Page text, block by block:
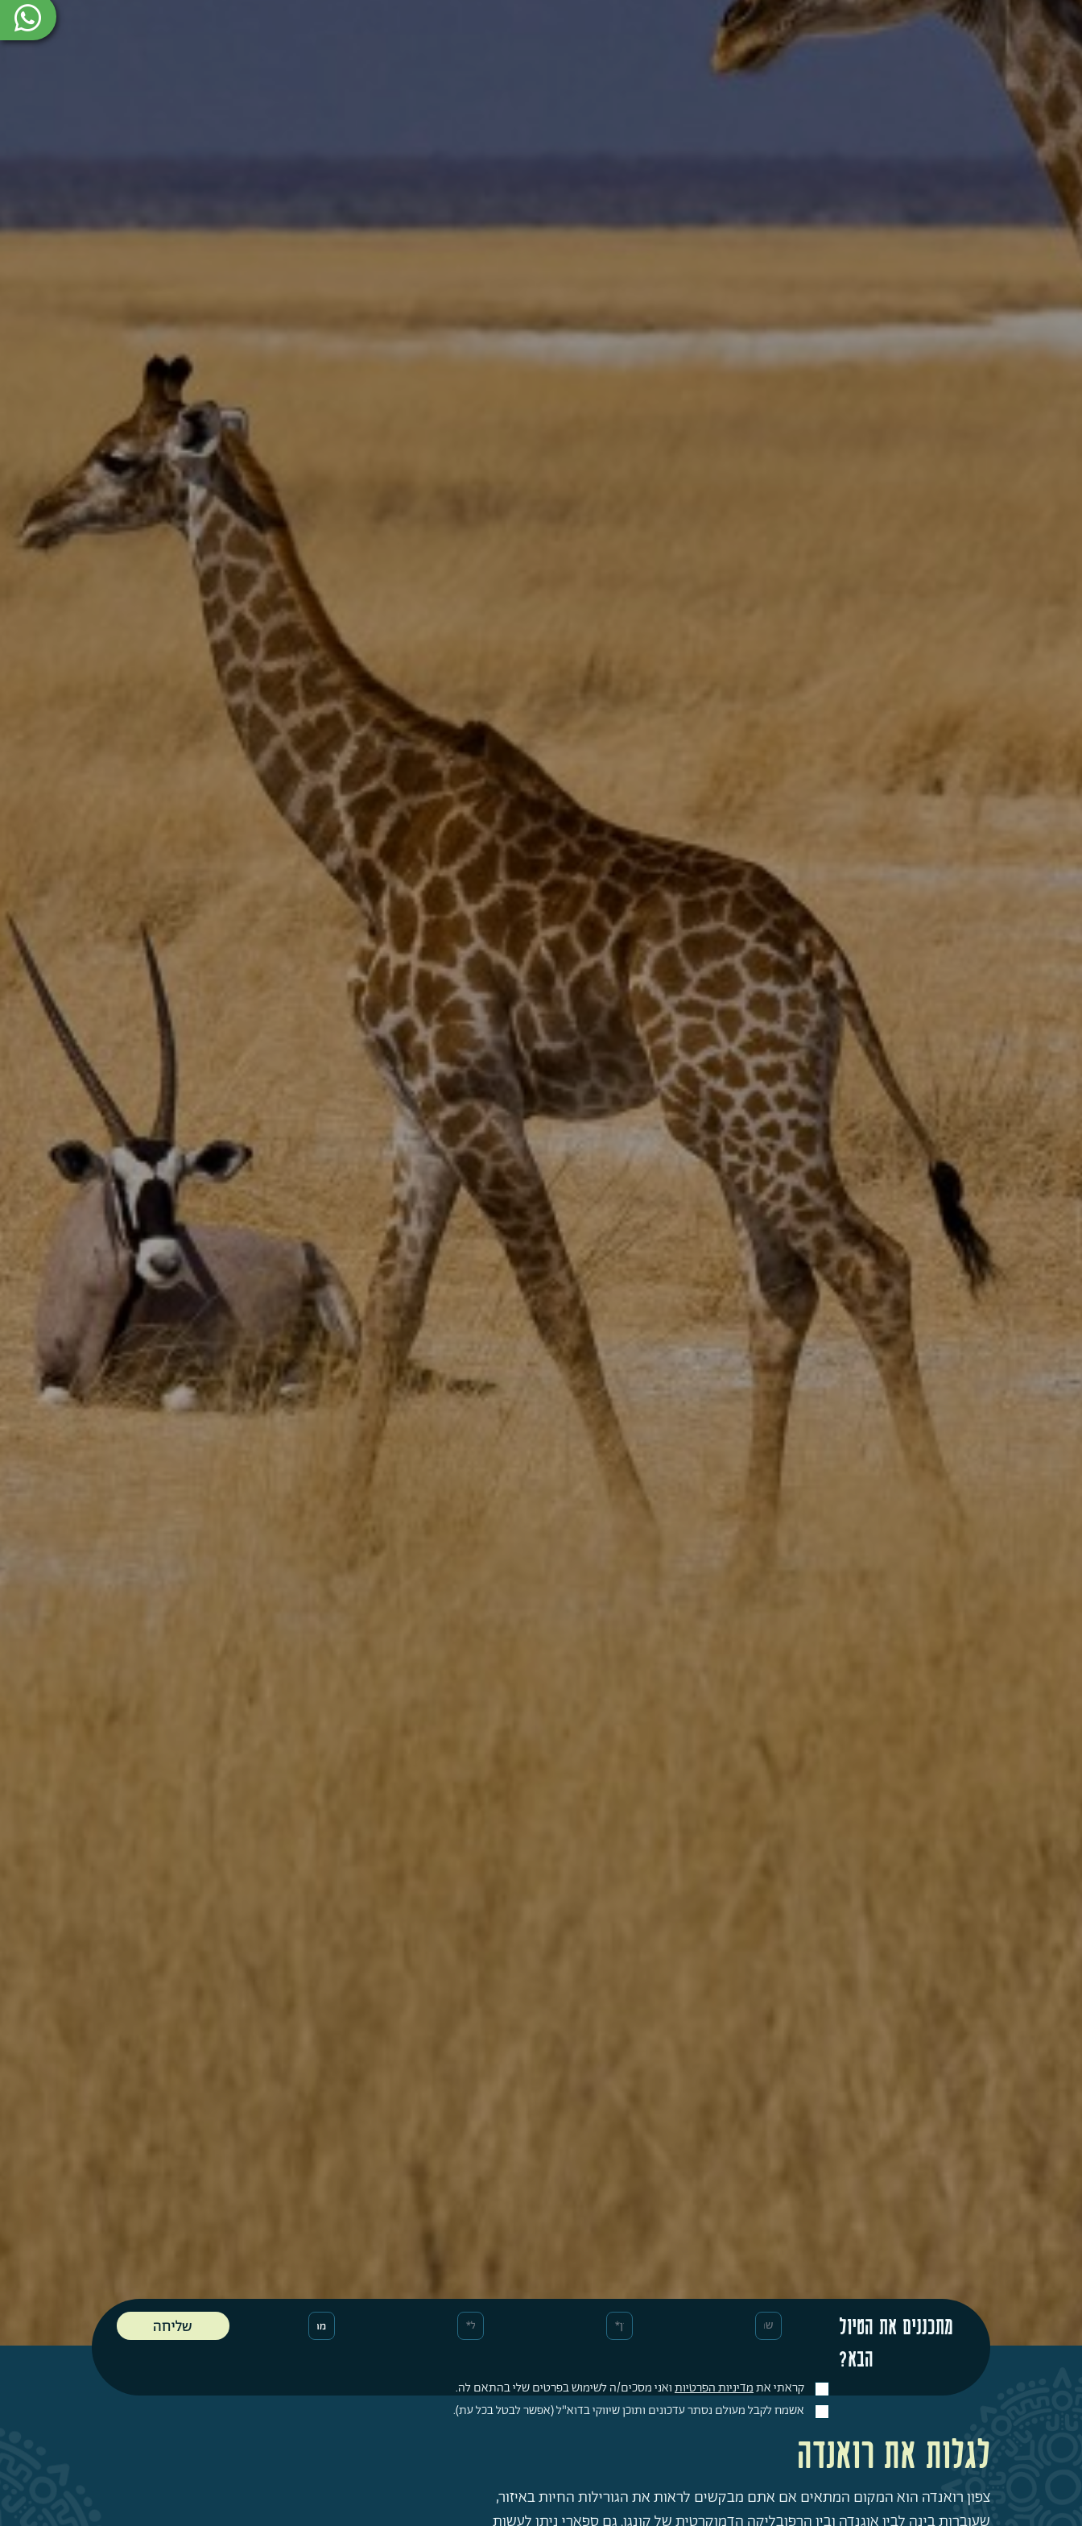
מתכננים את הטיול
הבא?
קראתי אתמדיניות הפרטיותואני מסכים/ה לשימוש בפרטים שלי בהתאם לה.
אשמח לקבל מעולם נסתר עדכונים ותוכן שיווקי בדוא"ל (אפשר לבטל בכל עת).
לגלות את רואנדה
צפון רואנדה הוא המקום המתאים אם אתם מבקשים לראות את הגורילות החיות באיזור,